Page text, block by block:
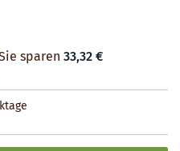
sparen33,32 €